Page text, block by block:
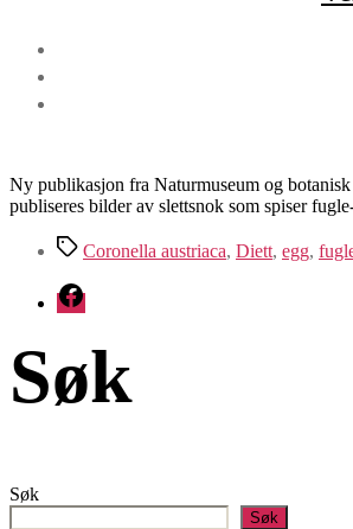
Ny publikasjon fra Naturmuseum og
publiseres bilder av slettsnok som spiser
Stikkord
Coronella austriaca, Diett, egg,
Facebook
Søk
Søk
Søk